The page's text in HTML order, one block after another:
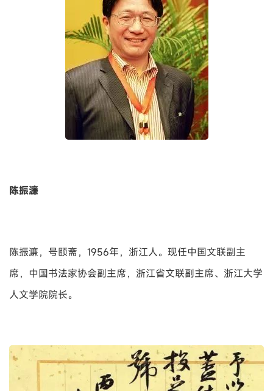
陈振濂
陈振濂，号颐斋，1956年，浙江人。现任中国文联副主
席，中国书法家协会副主席，浙江省文联副主席、浙江大学
人文学院院长。